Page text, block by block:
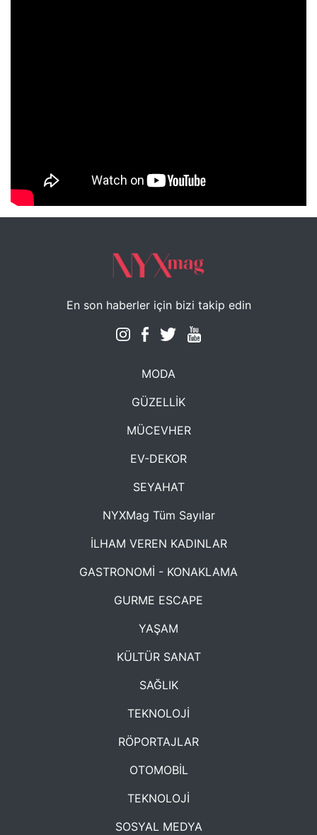
NYXmag 2. Yaş Kutlama Etkinliği
En son haberler için bizi takip edin
MODA
GÜZELLİK
MÜCEVHER
EV-DEKOR
SEYAHAT
NYXMag Tüm Sayılar
İLHAM VEREN KADINLAR
GASTRONOMİ - KONAKLAMA
GURME ESCAPE
YAŞAM
KÜLTÜR SANAT
SAĞLIK
TEKNOLOJİ
RÖPORTAJLAR
OTOMOBİL
TEKNOLOJİ
SOSYAL MEDYA